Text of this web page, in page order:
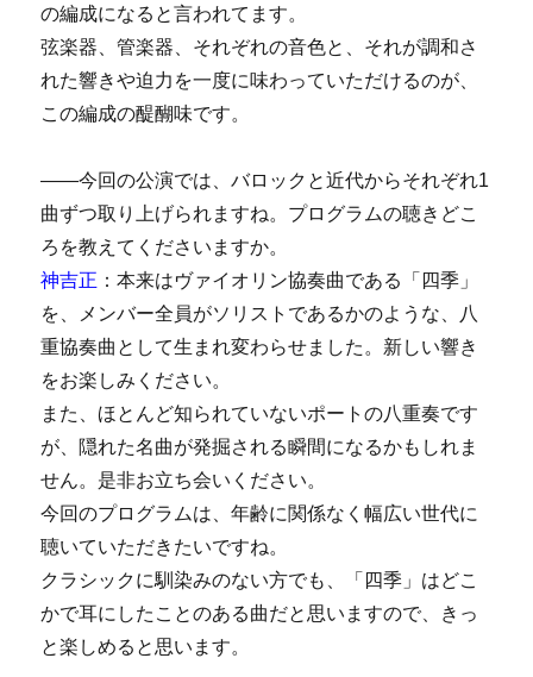
の編成になると言われてます。
弦楽器、管楽器、それぞれの音色と、それが調和さ
れた響きや迫力を一度に味わっていただけるのが、
この編成の醍醐味です。
――今回の公演では、バロックと近代からそれぞれ1
曲ずつ取り上げられますね。プログラムの聴きどこ
ろを教えてくださいますか。
神吉正 ：本来はヴァイオリン協奏曲である「四季」
を、メンバー全員がソリストであるかのような、八
重協奏曲として生まれ変わらせました。新しい響き
をお楽しみください。
また、ほとんど知られていないポートの八重奏です
が、隠れた名曲が発掘される瞬間になるかもしれま
せん。是非お立ち会いください。
今回のプログラムは、年齢に関係なく幅広い世代に
聴いていただきたいですね。
クラシックに馴染みのない方でも、「四季」はどこ
かで耳にしたことのある曲だと思いますので、きっ
と楽しめると思います。